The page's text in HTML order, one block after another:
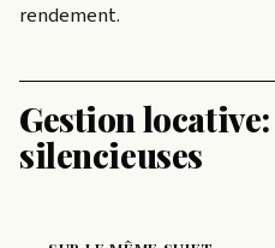
rendement.
Gestion
silencieuses